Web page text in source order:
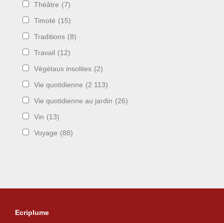
Théâtre (7)
Timoté (15)
Traditions (8)
Travail (12)
Végétaux insolites (2)
Vie quotidienne (2 113)
Vie quotidienne au jardin (26)
Vin (13)
Voyage (88)
Ecriplume